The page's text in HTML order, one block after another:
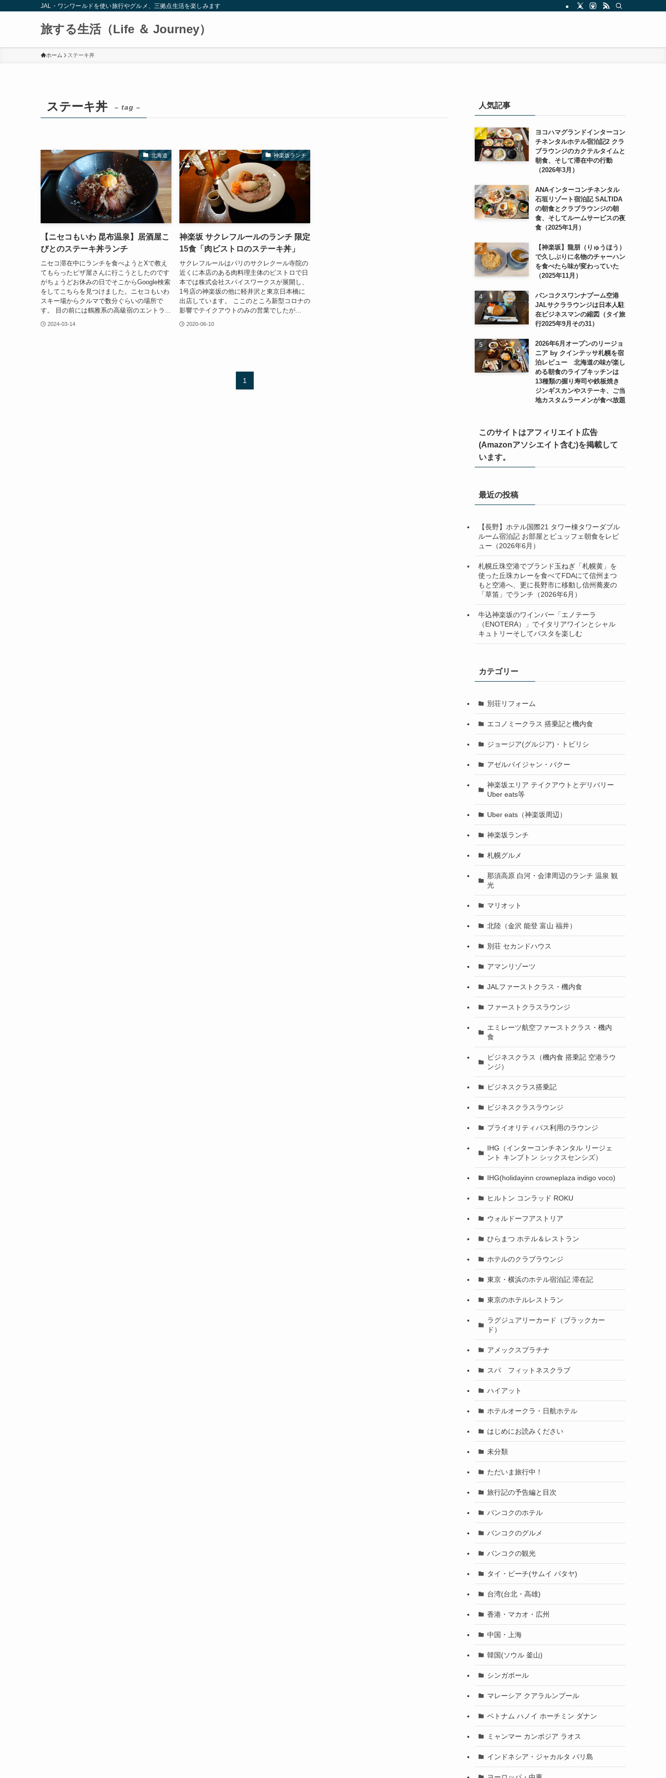
JAL・ワンワールドを使い旅行やグルメ、三拠点生活を楽しみます
旅する生活（Life ＆ Journey）
ホーム ステーキ丼
ステーキ丼 – tag –
北海道
【ニセコもいわ 昆布温泉】居酒屋こ
びとのステーキ丼ランチ
ニセコ滞在中にランチを食べようとXで教え
てもらったピザ屋さんに行こうとしたのです
がちょうどお休みの日でそこからGoogle検索
をしてこちらを見つけました。ニセコもいわ
スキー場からクルマで数分ぐらいの場所で
す。 目の前には鶴雅系の高級宿のエントラ...
2024-03-14
神楽坂ランチ
神楽坂 サクレフルールのランチ 限定
15食「肉ビストロのステーキ丼」
サクレフルールはパリのサクレクール寺院の
近くに本店のある肉料理主体のビストロで日
本では株式会社スパイスワークスが展開し、
1号店の神楽坂の他に軽井沢と東京日本橋に
出店しています。 ここのところ新型コロナの
影響でテイクアウトのみの営業でしたが...
2020-06-10
1
人気記事
ヨコハマグランドインターコン
チネンタルホテル宿泊記2 クラ
ブラウンジのカクテルタイムと
朝食、そして滞在中の行動
（2026年3月）
ANAインターコンチネンタル
石垣リゾート宿泊記 SALTIDA
の朝食とクラブラウンジの朝
食、そしてルームサービスの夜
食（2025年1月）
【神楽坂】龍朋（りゅうほう）
で久しぶりに名物のチャーハン
を食べたら味が変わっていた
（2025年11月）
バンコクスワンナプーム空港
JALサクララウンジは日本人駐
在ビジネスマンの縮図（タイ旅
行2025年9月その31）
2026年6月オープンのリージョ
ニア by クインテッサ札幌を宿
泊レビュー 北海道の味が楽し
める朝食のライブキッチンは
13種類の握り寿司や鉄板焼き
ジンギスカンやステーキ、ご当
地カスタムラーメンが食べ放題
このサイトはアフィリエイト広告
(Amazonアソシエイト含む)を掲載して
います。
最近の投稿
【長野】ホテル国際21 タワー棟タワーダブル
ルーム宿泊記 お部屋とビュッフェ朝食をレビ
ュー（2026年6月）
札幌丘珠空港でブランド玉ねぎ「札幌黄」を
使った丘珠カレーを食べてFDAにて信州まつ
もと空港へ、更に長野市に移動し信州蕎麦の
「草笛」でランチ（2026年6月）
牛込神楽坂のワインバー「エノテーラ
（ENOTERA）」でイタリアワインとシャル
キュトリーそしてパスタを楽しむ
カテゴリー
別荘リフォーム
エコノミークラス 搭乗記と機内食
ジョージア(グルジア)・トビリシ
アゼルバイジャン・バクー
神楽坂エリア テイクアウトとデリバリー
Uber eats等
Uber eats（神楽坂周辺）
神楽坂ランチ
札幌グルメ
那須高原 白河・会津周辺のランチ 温泉 観
光
マリオット
北陸（金沢 能登 富山 福井）
別荘 セカンドハウス
アマンリゾーツ
JALファーストクラス・機内食
ファーストクラスラウンジ
エミレーツ航空ファーストクラス・機内
食
ビジネスクラス（機内食 搭乗記 空港ラウ
ンジ）
ビジネスクラス搭乗記
ビジネスクラスラウンジ
プライオリティパス利用のラウンジ
IHG（インターコンチネンタル リージェ
ント キンプトン シックスセンシズ）
IHG(holidayinn crowneplaza indigo voco)
ヒルトン コンラッド ROKU
ウォルドーフアストリア
ひらまつ ホテル＆レストラン
ホテルのクラブラウンジ
東京・横浜のホテル宿泊記 滞在記
東京のホテルレストラン
ラグジュアリーカード（ブラックカー
ド）
アメックスプラチナ
スパ フィットネスクラブ
ハイアット
ホテルオークラ・日航ホテル
はじめにお読みください
未分類
ただいま旅行中！
旅行記の予告編と目次
バンコクのホテル
バンコクのグルメ
バンコクの観光
タイ・ビーチ(サムイ パタヤ)
台湾(台北・高雄)
香港・マカオ・広州
中国・上海
韓国(ソウル 釜山)
シンガポール
マレーシア クアラルンプール
ベトナム ハノイ ホーチミン ダナン
ミャンマー カンボジア ラオス
インドネシア・ジャカルタ バリ島